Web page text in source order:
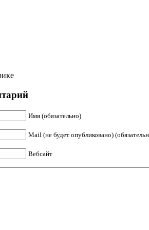
Имя (обязательно)
Mail (не будет опубликовано)
Вебсайт